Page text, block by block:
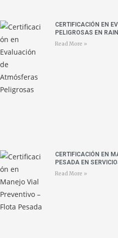
CERTIFICACIÓN EN
PELIGROSAS EN
Read More »
CERTIFICACIÓN EN
PESADA EN
Read More »